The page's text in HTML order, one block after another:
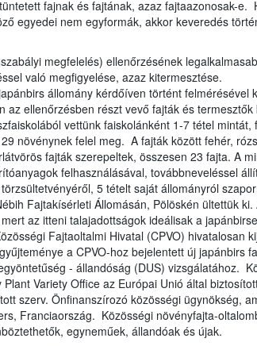
fajnak és fajtának, azaz fajtaazonosak-e.
egyedei nem egyformák, akkor keveredés
megfelelés) ellenőrzésének
való megfigyelése, azaz kitermesztése.
állomány kérdőíven történt felmérésével
az ellenőrzésben részt vevő fajták és termesztők
vettünk faiskolánként 1-7 tétel mintát,
növénynek felel meg. A fajták között fehér,
fajták szerepeltek, összesen 23 fajta. A
felhasználásával, továbbneveléssel
5 tételt saját állományról
Fajtakísérleti Állomásán, Pölöskén ültettük
az itteni talajadottságok ideálisak a
Fajtaoltalmi Hivatal (CPVO) hivatalosan
a CPVO-hoz bejelentett új japánbirs
- állandóság (DUS) vizsgálatához.
Variety Office az Európai Unió által
szerv. Önfinanszírozó közösségi ügynökség,
Franciaország. Közösségi növényfajta-
egyneműek, állandóak és újak.